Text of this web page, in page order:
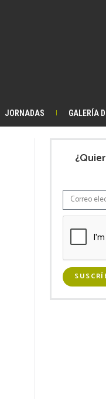
JORNADAS GALERÍA